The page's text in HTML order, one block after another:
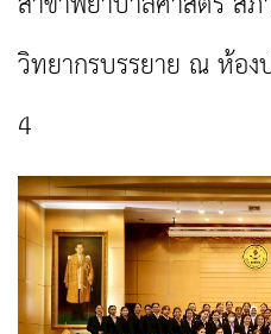
วิทยากรบรรยาย ณ ห้อ
4